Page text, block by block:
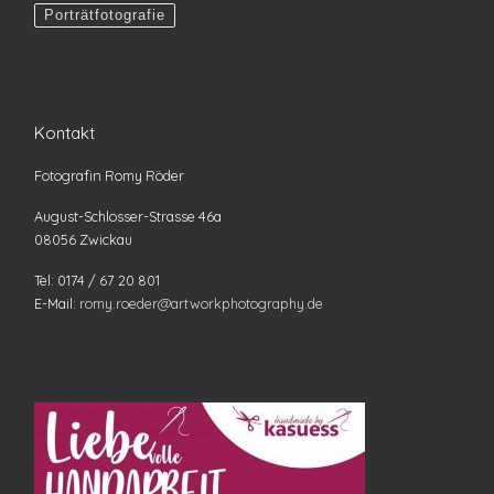
Porträtfotografie
Kontakt
Fotografin Romy Röder
August-Schlosser-Strasse 46a
08056 Zwickau
Tel: 0174 / 67 20 801
E-Mail: romy.roeder@artworkphotography.de